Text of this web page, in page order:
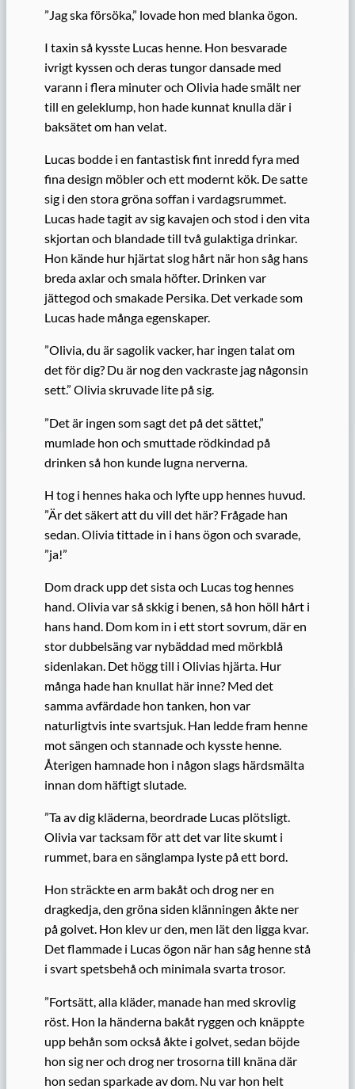
”Jag ska försöka,” lovade hon med blanka ögon.
I taxin så kysste Lucas henne. Hon besvarade
ivrigt kyssen och deras tungor dansade med
varann i flera minuter och Olivia hade smält ner
till en geleklump, hon hade kunnat knulla där i
baksätet om han velat.
Lucas bodde i en fantastisk fint inredd fyra med
fina design möbler och ett modernt kök. De satte
sig i den stora gröna soffan i vardagsrummet.
Lucas hade tagit av sig kavajen och stod i den vita
skjortan och blandade till två gulaktiga drinkar.
Hon kände hur hjärtat slog hårt när hon såg hans
breda axlar och smala höfter. Drinken var
jättegod och smakade Persika. Det verkade som
Lucas hade många egenskaper.
”Olivia, du är sagolik vacker, har ingen talat om
det för dig? Du är nog den vackraste jag någonsin
sett.” Olivia skruvade lite på sig.
”Det är ingen som sagt det på det sättet,”
mumlade hon och smuttade rödkindad på
drinken så hon kunde lugna nerverna.
H tog i hennes haka och lyfte upp hennes huvud.
”Är det säkert att du vill det här? Frågade han
sedan. Olivia tittade in i hans ögon och svarade,
”ja!”
Dom drack upp det sista och Lucas tog hennes
hand. Olivia var så skkig i benen, så hon höll hårt i
hans hand. Dom kom in i ett stort sovrum, där en
stor dubbelsäng var nybäddad med mörkblå
sidenlakan. Det högg till i Olivias hjärta. Hur
många hade han knullat här inne? Med det
samma avfärdade hon tanken, hon var
naturligtvis inte svartsjuk. Han ledde fram henne
mot sängen och stannade och kysste henne.
Återigen hamnade hon i någon slags härdsmälta
innan dom häftigt slutade.
”Ta av dig kläderna, beordrade Lucas plötsligt.
Olivia var tacksam för att det var lite skumt i
rummet, bara en sänglampa lyste på ett bord.
Hon sträckte en arm bakåt och drog ner en
dragkedja, den gröna siden klänningen åkte ner
på golvet. Hon klev ur den, men lät den ligga kvar.
Det flammade i Lucas ögon när han såg henne stå
i svart spetsbehå och minimala svarta trosor.
”Fortsätt, alla kläder, manade han med skrovlig
röst. Hon la händerna bakåt ryggen och knäppte
upp behån som också åkte i golvet, sedan böjde
hon sig ner och drog ner trosorna till knäna där
hon sedan sparkade av dom. Nu var hon helt